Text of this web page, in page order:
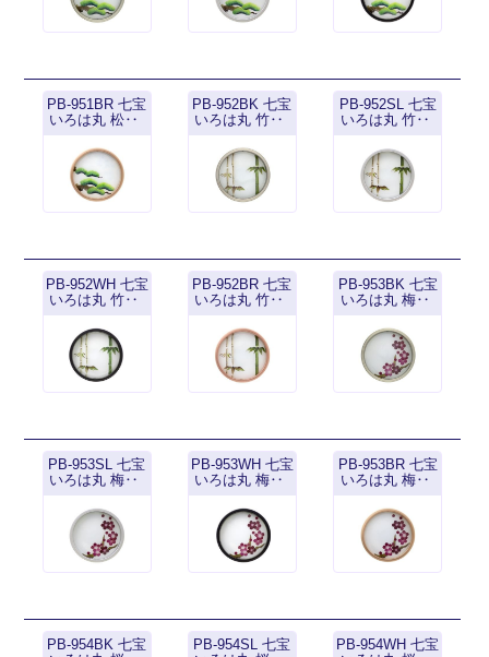
PB-951BR 七宝
いろは丸 松‥
PB-952BK 七宝
いろは丸 竹‥
PB-952SL 七宝
いろは丸 竹‥
PB-952WH 七宝
いろは丸 竹‥
PB-952BR 七宝
いろは丸 竹‥
PB-953BK 七宝
いろは丸 梅‥
PB-953SL 七宝
いろは丸 梅‥
PB-953WH 七宝
いろは丸 梅‥
PB-953BR 七宝
いろは丸 梅‥
PB-954BK 七宝
PB-954SL 七宝
PB-954WH 七宝